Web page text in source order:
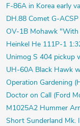
F-86A in Korea early
DH.88 Comet G-
OV-1B Mohawk "With
Heinkel He 111P-1
Unimog S 404 pickup
UH-60A Black Hawk
Operation Gardening
Doctor on Call (Ford
M1025A2 Hummer
Short Sunderland Mk.